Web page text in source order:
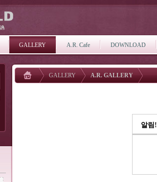
GALLERY A.R. Cafe DOWNLOAD
GALLERY A.R. GALLERY
알림!